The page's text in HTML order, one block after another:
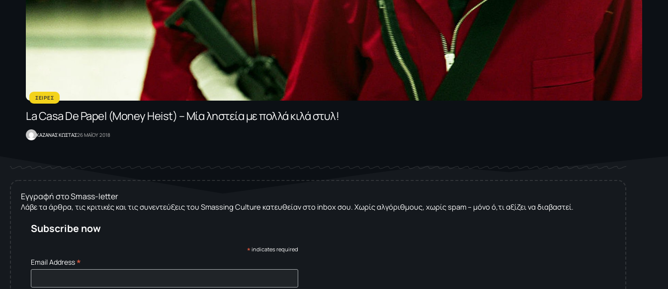
ΣΕΙΡΕΣ
La Casa De Papel (Μοney Ηeist) – Μία ληστεία με πολλά κιλά στυλ!
ΚΑΖΑΝΑΣ KΩΣΤΑΣ26 ΜΑΪΟΥ 2018
Εγγραφή στο Smass-letter
Λάβε τα άρθρα, τις κριτικές και τις συνεντεύξεις του Smassing Culture κατευθείαν στο inbox σου. Χωρίς αλγόριθμους, χωρίς spam – μόνο ό,τι αξίζει να διαβαστεί.
Subscribe now
* indicates required
Email Address*